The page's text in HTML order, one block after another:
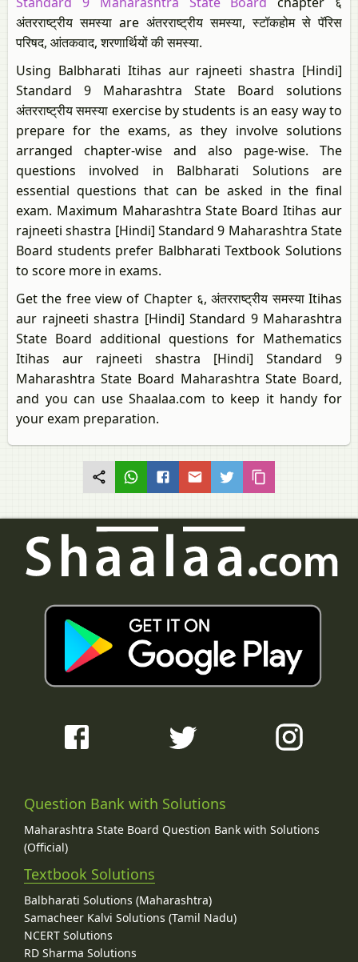
अंतरराष्ट्रीय समस्या are अंतरराष्ट्रीय समस्या, स्टॉकहोम से पॅरिस
परिषद, आंतकवाद, शरणार्थियों की समस्या.
Using Balbharati Itihas aur rajneeti shastra [Hindi]
Standard 9 Maharashtra State Board solutions
अंतरराष्ट्रीय समस्या exercise by students is an easy way to
prepare for the exams, as they involve solutions
arranged chapter-wise and also page-wise. The
questions involved in Balbharati Solutions are
essential questions that can be asked in the final
exam. Maximum Maharashtra State Board Itihas aur
rajneeti shastra [Hindi] Standard 9 Maharashtra State
Board students prefer Balbharati Textbook Solutions
to score more in exams.
Get the free view of Chapter ६, अंतरराष्ट्रीय समस्या Itihas
aur rajneeti shastra [Hindi] Standard 9 Maharashtra
State Board additional questions for Mathematics
Itihas aur rajneeti shastra [Hindi] Standard 9
Maharashtra State Board Maharashtra State Board,
and you can use Shaalaa.com to keep it handy for
your exam preparation.
Question Bank with Solutions
Maharashtra State Board Question Bank with Solutions
(Official)
Textbook Solutions
Balbharati Solutions (Maharashtra)
Samacheer Kalvi Solutions (Tamil Nadu)
NCERT Solutions
RD Sharma Solutions